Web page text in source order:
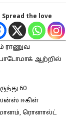
Spread the love
ராணுவ
ஆற்றில்
60
ஈகிள்
ரொனால்ட்